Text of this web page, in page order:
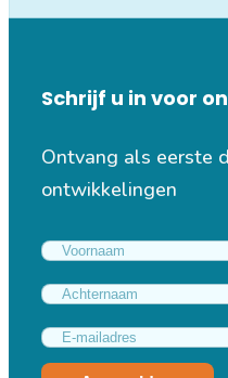
Schrijf u in voor
Ontvang als eerste
ontwikkelingen